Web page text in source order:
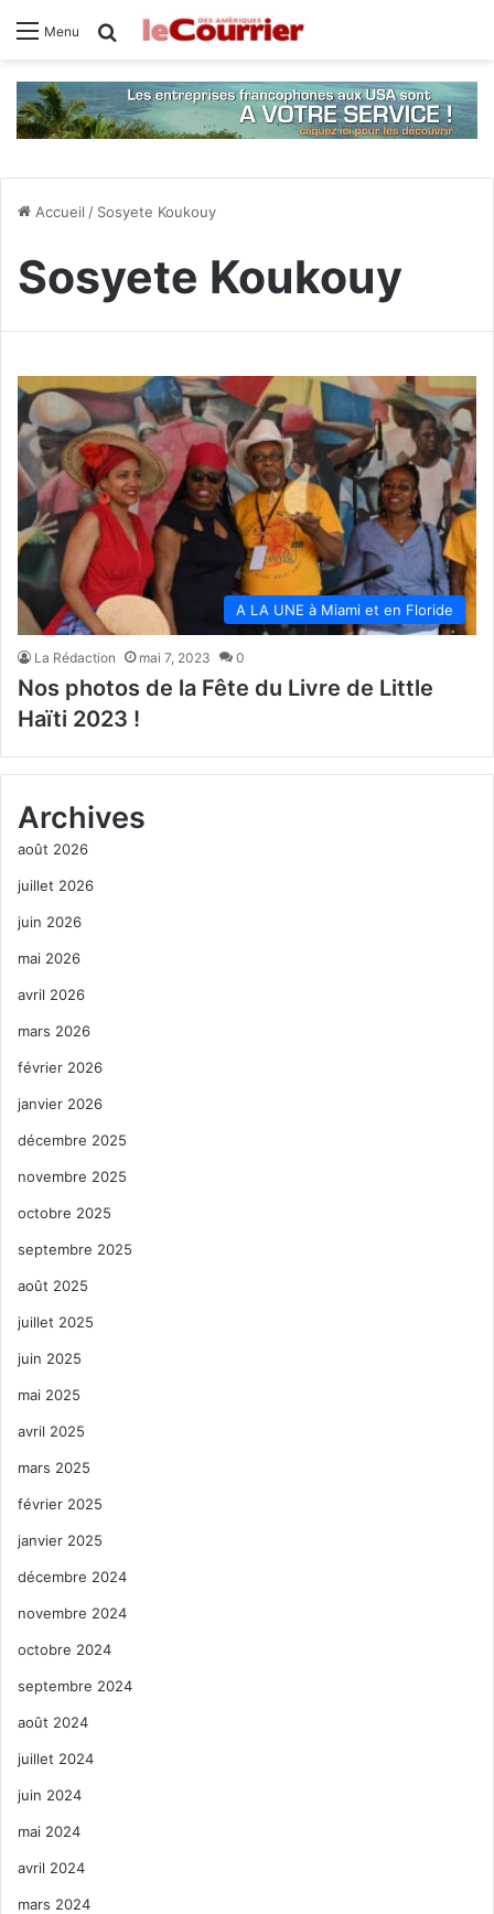
Menu Rechercher
Accueil / Sosyete Koukouy
Sosyete Koukouy
A LA UNE à Miami et en Floride
La Rédaction mai 7, 2023 0
Nos photos de la Fête du Livre de Little
Haïti 2023 !
Archives
août 2026
juillet 2026
juin 2026
mai 2026
avril 2026
mars 2026
février 2026
janvier 2026
décembre 2025
novembre 2025
octobre 2025
septembre 2025
août 2025
juillet 2025
juin 2025
mai 2025
avril 2025
mars 2025
février 2025
janvier 2025
décembre 2024
novembre 2024
octobre 2024
septembre 2024
août 2024
juillet 2024
juin 2024
mai 2024
avril 2024
mars 2024